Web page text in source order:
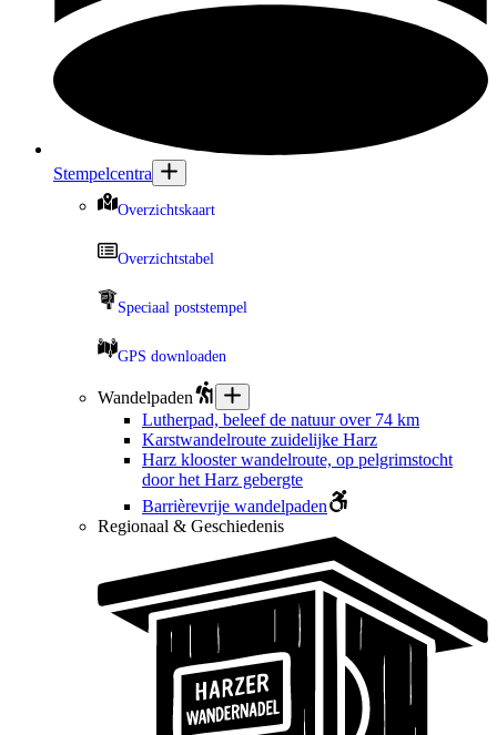
Stempelcentra
Overzichtskaart
Overzichtstabel
Speciaal poststempel
GPS downloaden
Wandelpaden
Lutherpad, beleef de natuur over 74 km
Karstwandelroute zuidelijke Harz
Harz klooster wandelroute, op pelgrimstocht
door het Harz gebergte
Barrièrevrije wandelpaden
Regionaal & Geschiedenis